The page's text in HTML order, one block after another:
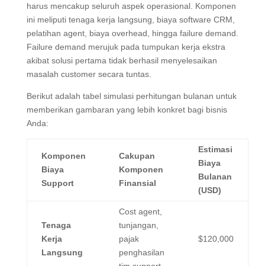
harus mencakup seluruh aspek operasional. Komponen
ini meliputi tenaga kerja langsung, biaya software CRM,
pelatihan agent, biaya overhead, hingga failure demand.
Failure demand merujuk pada tumpukan kerja ekstra
akibat solusi pertama tidak berhasil menyelesaikan
masalah customer secara tuntas.
Berikut adalah tabel simulasi perhitungan bulanan untuk
memberikan gambaran yang lebih konkret bagi bisnis
Anda:
Komponen
Biaya
Support
Cakupan
Komponen
Finansial
Estimasi
Biaya
Bulanan
(USD)
Tenaga
Kerja
Langsung
Cost agent,
tunjangan,
pajak
penghasilan
$120,000